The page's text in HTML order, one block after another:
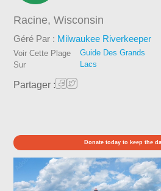
Racine,Wisconsin
Géré Par : Milwaukee Riverkeeper
Voir Cette Plage
Sur
Guide Des Grands
Lacs
Partager :
Donate today to keep the